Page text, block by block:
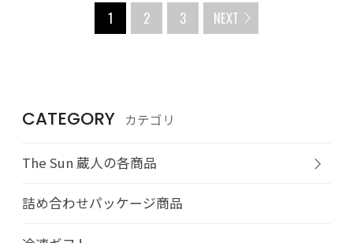
CATEGORY カテゴリ
The Sun 蔵人の各商品
詰め合わせパッケージ商品
1 2 3 NEXT